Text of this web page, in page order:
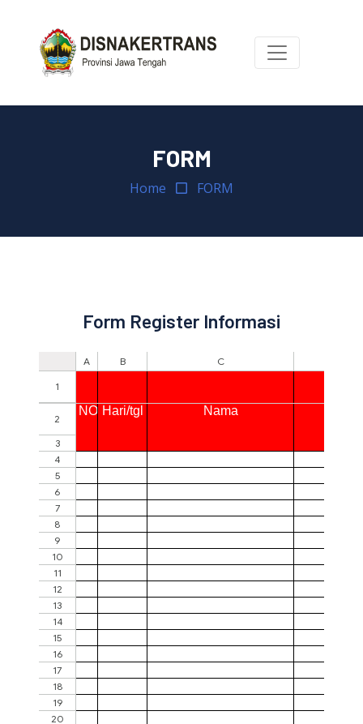
FORM
Home FORM
Form Register Informasi